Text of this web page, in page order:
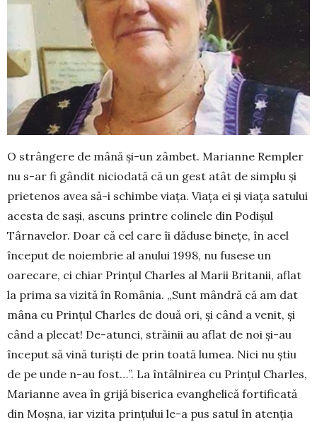
O strângere de mână și-un zâmbet. Ma­rianne Rempler
nu s-ar fi gândit ni­ciodată că un gest atât de simplu și
pri­etenos avea să-i schimbe viața. Viața ei și viața satului
acesta de sași, ascuns printre colinele din Podișul
Târnavelor. Doar că cel care îi dăduse binețe, în acel
început de noiembrie al anului 1998, nu fusese un
oarecare, ci chiar Prințul Charles al Marii Britanii, aflat
la prima sa vizită în România. „Sunt mândră că am dat
mâna cu Prințul Charles de două ori, și când a venit, și
când a plecat! De-atunci, străinii au aflat de noi și-au
început să vină turiști de prin toată lumea. Nici nu știu
de pe unde n-au fost…”. La întâlnirea cu Prințul Charles,
Marianne avea în grijă biserica evanghelică for­tificată
din Moșna, iar vizita prințului le-a pus satul în atenția